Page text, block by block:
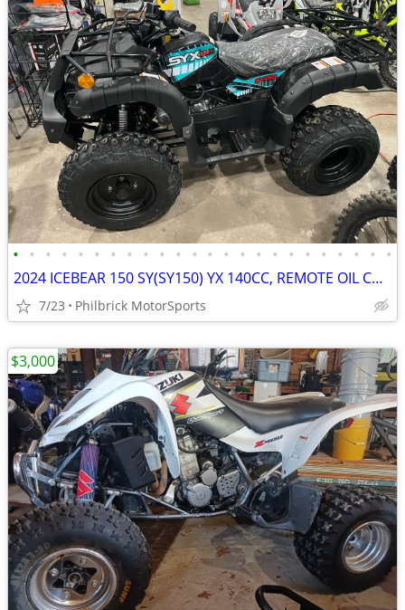
• • • • • • • • • • • • • • • • • • • • • • • •
2024 ICEBEAR 150 SY(SY150) YX 140CC, REMOTE OIL COOLER WILL TRADE
7/23 Philbrick MotorSports
$3,000